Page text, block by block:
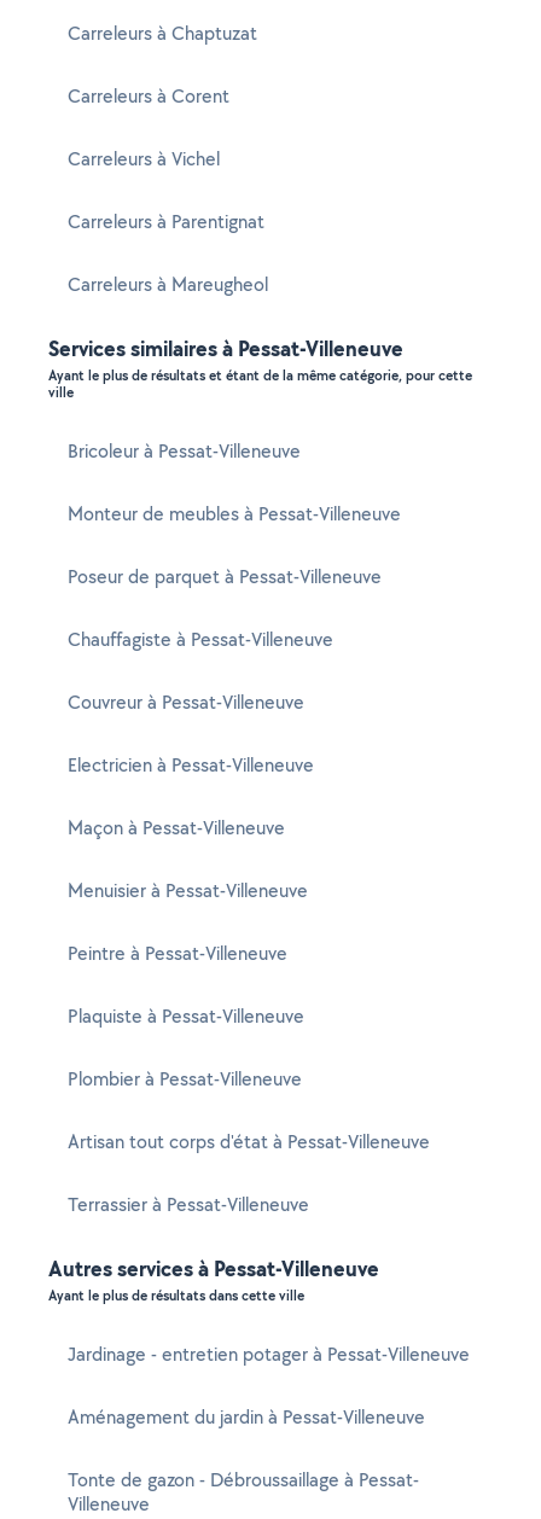
Carreleurs à Chaptuzat
Carreleurs à Corent
Carreleurs à Vichel
Carreleurs à Parentignat
Carreleurs à Mareugheol
Services similaires à Pessat-Villeneuve
Ayant le plus de résultats et étant de la même catégorie, pour cette
ville
Bricoleur à Pessat-Villeneuve
Monteur de meubles à Pessat-Villeneuve
Poseur de parquet à Pessat-Villeneuve
Chauffagiste à Pessat-Villeneuve
Couvreur à Pessat-Villeneuve
Electricien à Pessat-Villeneuve
Maçon à Pessat-Villeneuve
Menuisier à Pessat-Villeneuve
Peintre à Pessat-Villeneuve
Plaquiste à Pessat-Villeneuve
Plombier à Pessat-Villeneuve
Artisan tout corps d'état à Pessat-Villeneuve
Terrassier à Pessat-Villeneuve
Autres services à Pessat-Villeneuve
Ayant le plus de résultats dans cette ville
Jardinage - entretien potager à Pessat-Villeneuve
Aménagement du jardin à Pessat-Villeneuve
Tonte de gazon - Débroussaillage à Pessat-
Villeneuve